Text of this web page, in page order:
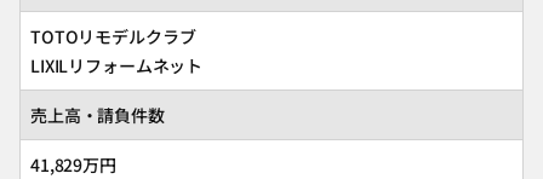
TOTOリモデルクラブ
LIXILリフォームネット
売上高・請負件数
41,829万円